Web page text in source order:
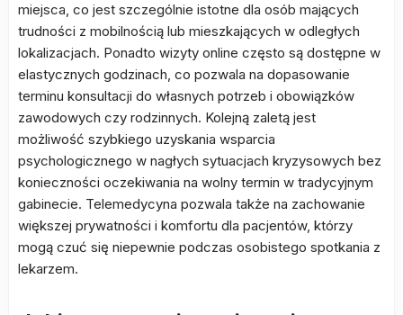
miejsca, co jest szczególnie istotne dla osób mających
trudności z mobilnością lub mieszkających w odległych
lokalizacjach. Ponadto wizyty online często są dostępne w
elastycznych godzinach, co pozwala na dopasowanie
terminu konsultacji do własnych potrzeb i obowiązków
zawodowych czy rodzinnych. Kolejną zaletą jest
możliwość szybkiego uzyskania wsparcia
psychologicznego w nagłych sytuacjach kryzysowych bez
konieczności oczekiwania na wolny termin w tradycyjnym
gabinecie. Telemedycyna pozwala także na zachowanie
większej prywatności i komfortu dla pacjentów, którzy
mogą czuć się niepewnie podczas osobistego spotkania z
lekarzem.